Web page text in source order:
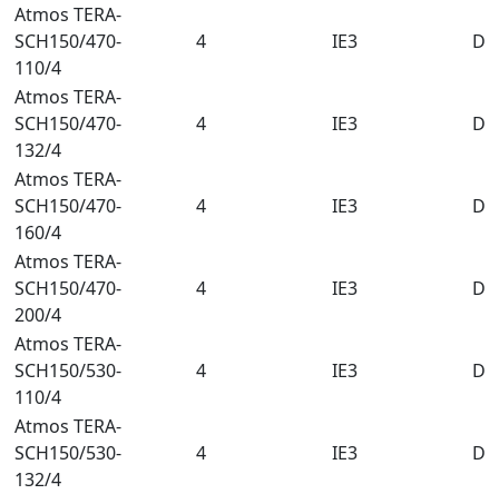
Atmos TERA-
SCH150/470-
110/4
4 IE3
Atmos TERA-
SCH150/470-
132/4
4 IE3
Atmos TERA-
SCH150/470-
160/4
4 IE3
Atmos TERA-
SCH150/470-
200/4
4 IE3
Atmos TERA-
SCH150/530-
110/4
4 IE3
Atmos TERA-
SCH150/530-
132/4
4 IE3